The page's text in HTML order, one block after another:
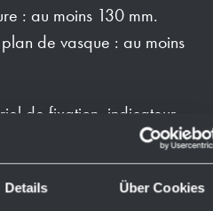
Details Über Cookies
: au moins 130 mm.
de vasque : au moins
de fixation, indicateur
premier remplissage de